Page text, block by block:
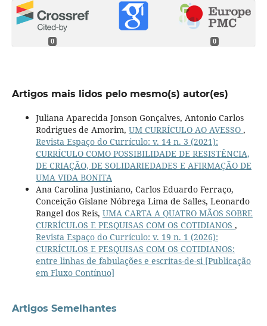
0 0
Artigos mais lidos pelo mesmo(s) autor(es)
Juliana Aparecida Jonson Gonçalves, Antonio Carlos
Rodrigues de Amorim, UM CURRÍCULO AO AVESSO ,
Revista Espaço do Currículo: v. 14 n. 3 (2021):
CURRÍCULO COMO POSSIBILIDADE DE RESISTÊNCIA,
DE CRIAÇÃO, DE SOLIDARIEDADES E AFIRMAÇÃO DE
UMA VIDA BONITA
Ana Carolina Justiniano, Carlos Eduardo Ferraço,
Conceição Gislane Nóbrega Lima de Salles, Leonardo
Rangel dos Reis, UMA CARTA A QUATRO MÃOS SOBRE
CURRÍCULOS E PESQUISAS COM OS COTIDIANOS ,
Revista Espaço do Currículo: v. 19 n. 1 (2026):
CURRÍCULOS E PESQUISAS COM OS COTIDIANOS:
entre linhas de fabulações e escritas-de-si [Publicação
em Fluxo Contínuo]
Artigos Semelhantes